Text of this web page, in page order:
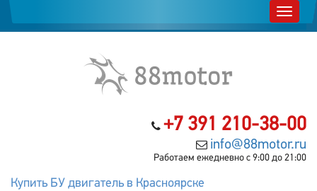
+7 391 210-38-00
info@88motor.ru
Работаем ежедневно с 9:00 до 21:00
Купить БУ двигатель в Красноярске